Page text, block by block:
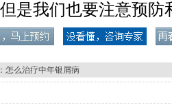
是我们也要注意预防
怎么治疗中年银屑病